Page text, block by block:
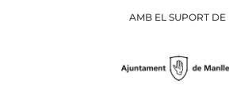
AMB EL SUPORT DE